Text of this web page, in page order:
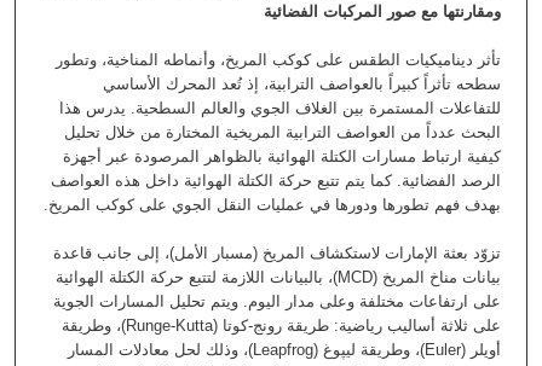
ومقارنتها مع صور المركبات الفضائية
تأثر ديناميكيات الطقس على كوكب المريخ، وأنماطه المناخية، وتطور
سطحه تأثراً كبيراً بالعواصف الترابية، إذ تُعد المحرك الأساسي
للتفاعلات المستمرة بين الغلاف الجوي والعالم السطحية. يدرس هذا
البحث عدداً من العواصف الترابية المريخية المختارة من خلال تحليل
كيفية ارتباط مسارات الكتلة الهوائية بالظواهر المرصودة عبر أجهزة
الرصد الفضائية. كما يتم تتبع حركة الكتلة الهوائية داخل هذه العواصف
بهدف فهم تطورها ودورها في عمليات النقل الجوي على كوكب المريخ.
تزوّد بعثة الإمارات لاستكشاف المريخ (مسبار الأمل)، إلى جانب قاعدة
بيانات مناخ المريخ (MCD)، بالبيانات اللازمة لتتبع حركة الكتلة الهوائية
على ارتفاعات مختلفة وعلى مدار اليوم. ويتم تحليل المسارات الجوية
على ثلاثة أساليب رياضية: طريقة رونج-كوتا (Runge-Kutta)، وطريقة
أويلر (Euler)، وطريقة ليپوغ (Leapfrog)، وذلك لحل معادلات المسار